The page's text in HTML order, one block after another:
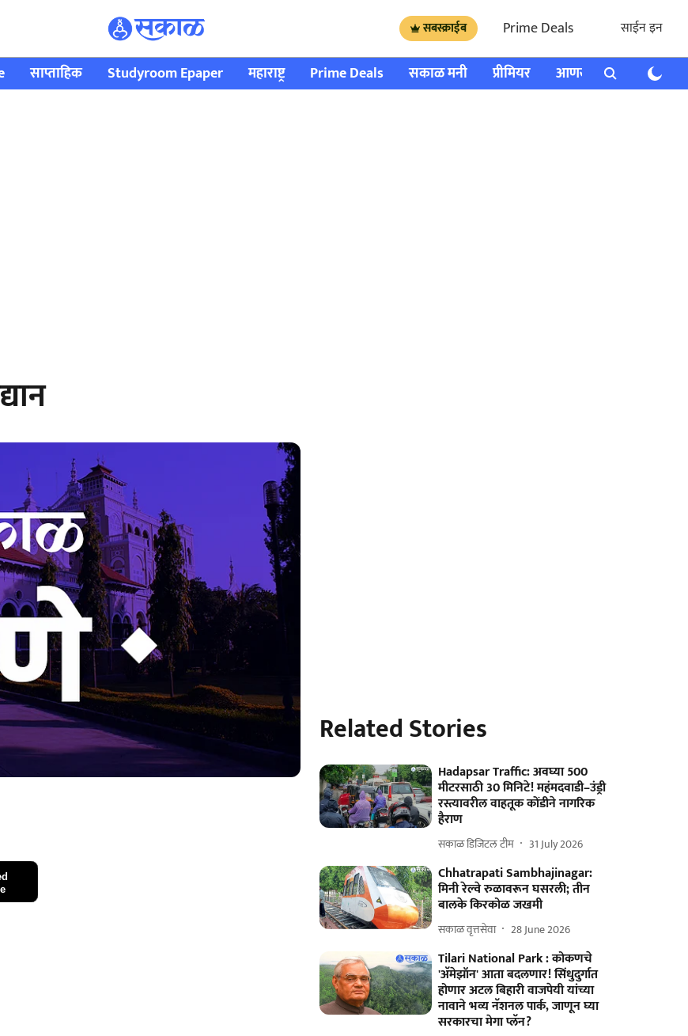
सबस्क्राईब Prime Deals साईन इन
साप्ताहिक Studyroom Epaper महाराष्ट्र Prime Deals सकाळ मनी प्रीमियर आणखी राशी भविष्य
Related Stories
Hadapsar Traffic: अवघ्या 500
मीटरसाठी 30 मिनिटे! महंमदवाडी–उंड्री
रस्त्यावरील वाहतूक कोंडीने नागरिक
हैराण
सकाळ डिजिटल टीम 31 July 2026
Chhatrapati Sambhajinagar:
मिनी रेल्वे रुळावरून घसरली; तीन
बालके किरकोळ जखमी
सकाळ वृत्तसेवा 28 June 2026
Tilari National Park : कोकणचे
'अ‍ॅमेझॉन' आता बदलणार! सिंधुदुर्गात
होणार अटल बिहारी वाजपेयी यांच्या
नावाने भव्य नॅशनल पार्क, जाणून घ्या
सरकारचा मेगा प्लॅन?